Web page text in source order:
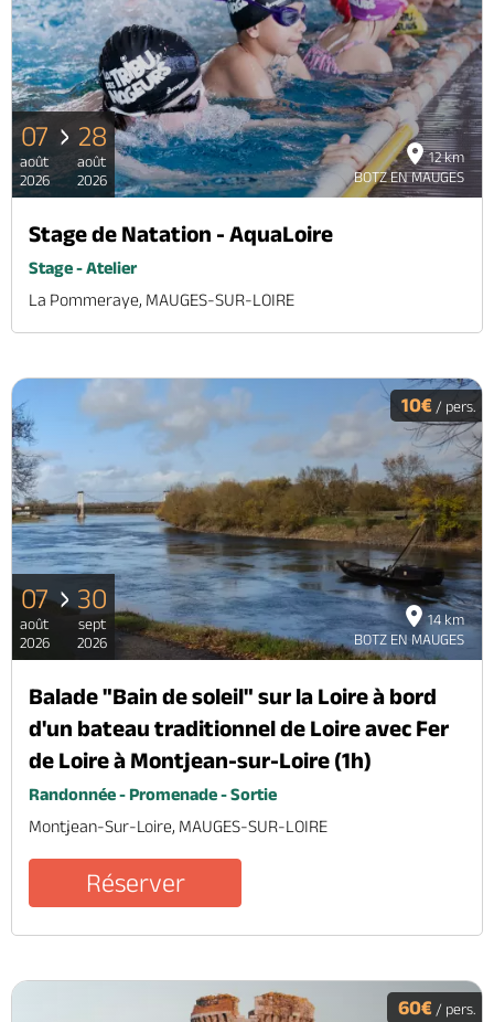
12 km
BOTZ EN MAUGES
07
août
2026
28
août
2026
Stage de Natation - AquaLoire
Stage - Atelier
La Pommeraye, MAUGES-SUR-LOIRE
14 km
BOTZ EN MAUGES
10€ / pers.
07
août
2026
30
sept
2026
Balade "Bain de soleil" sur la Loire à bord
d'un bateau traditionnel de Loire avec Fer
de Loire à Montjean-sur-Loire (1h)
Randonnée - Promenade - Sortie
Montjean-Sur-Loire, MAUGES-SUR-LOIRE
Réserver
60€ / pers.